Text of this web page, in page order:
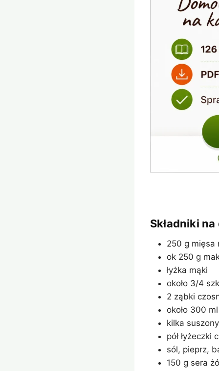
Składniki
250 g mięsa
ok 250 g
łyżka mąki
około 3/4
2 ząbki
około 300
kilka
pół łyżeczki
sól, pieprz,
150 g sera